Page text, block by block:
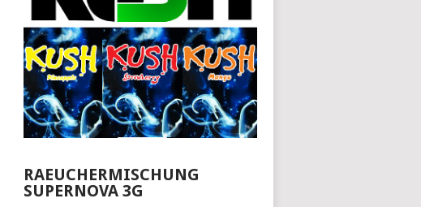
RAEUCHERMISCHUNG
SUPERNOVA 3G